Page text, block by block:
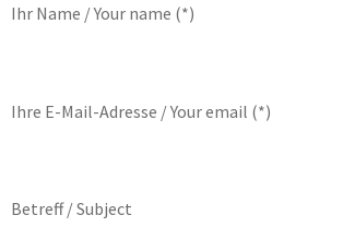
Ihr Name / Your name (*)
Ihre E-Mail-Adresse / Your email (*)
Betreff / Subject